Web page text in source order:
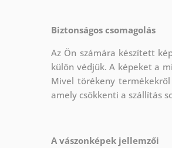
Biztonságos csomagolás
Az Ön számára készített
külön védjük.A képeket a
Mivel törékeny
amely csökkenti a szállítás
A vászonképek jellemzői